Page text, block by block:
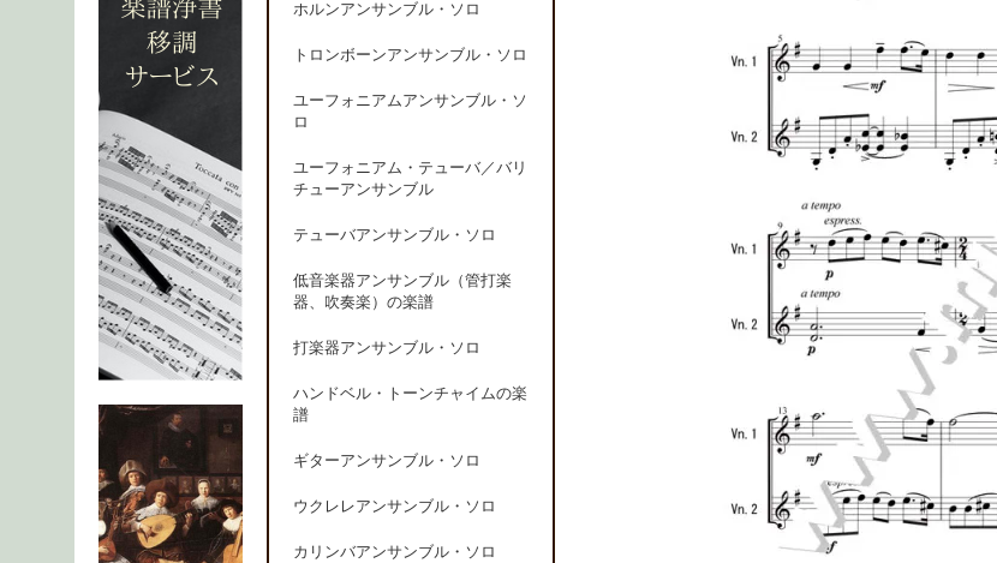
ホルンアンサンブル・ソロ
トロンボーンアンサンブル・ソロ
ユーフォニアムアンサンブル・ソ
ロ
ユーフォニアム・テューバ／バリ
チューアンサンブル
テューバアンサンブル・ソロ
低音楽器アンサンブル（管打楽
器、吹奏楽）の楽譜
打楽器アンサンブル・ソロ
ハンドベル・トーンチャイムの楽
譜
ギターアンサンブル・ソロ
ウクレレアンサンブル・ソロ
カリンバアンサンブル・ソロ